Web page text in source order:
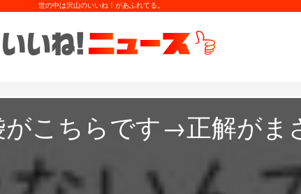
世の中は沢山のいいね！があふれてる。
こちらです→正解がま